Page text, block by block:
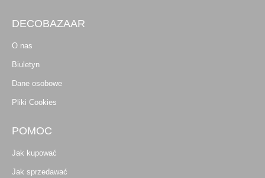
DECOBAZAAR
O nas
Biuletyn
Dane osobowe
Pliki Cookies
POMOC
Jak kupować
Jak sprzedawać